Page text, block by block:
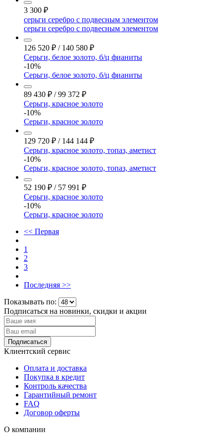
3 300 ₽
серьги серебро с подвесным элементом
серьги серебро с подвесным элементом
126 520 ₽ / 140 580 ₽
Серьги, белое золото, б/ц фианиты
-10%
Серьги, белое золото, б/ц фианиты
89 430 ₽ / 99 372 ₽
Серьги, красное золото
-10%
Серьги, красное золото
129 720 ₽ / 144 144 ₽
Серьги, красное золото, топаз, аметист
-10%
Серьги, красное золото, топаз, аметист
52 190 ₽ / 57 991 ₽
Серьги, красное золото
-10%
Серьги, красное золото
<< Первая
1
2
3
Последняя >>
Показывать по:
Подписаться на новинки, скидки и акции
Подписаться
Клиентский сервис
Оплата и доставка
Покупка в кредит
Контроль качества
Гарантийный ремонт
FAQ
Договор оферты
О компании